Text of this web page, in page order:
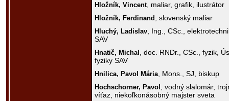
Hložník, Vincent , maliar, grafik, ilustrátor
Hložník, Ferdinand , slovenský maliar
Hluchý, Ladislav , Ing., CSc.,
SAV
Hnatič, Michal
, doc. RNDr., CSc., fyzik,
fyziky SAV
Hnilica, Pavol Mária , Mons., SJ, biskup
Hochschorner, Pavol
, vodný slalomár,
víťaz, niekoľkonásobný majster sveta